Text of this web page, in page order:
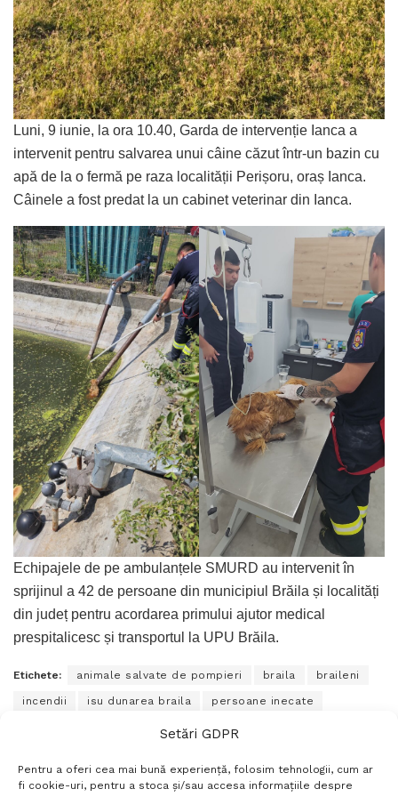
Setări GDPR
Pentru a oferi cea mai bună experiență, folosim tehnologii, cum ar
fi cookie-uri, pentru a stoca și/sau accesa informațiile despre
Luni, 9 iunie, la ora 10.40, Garda de intervenție Ianca a
intervenit pentru salvarea unui câine căzut într-un bazin cu
apă de la o fermă pe raza localității Perișoru, oraș Ianca.
Câinele a fost predat la un cabinet veterinar din Ianca.
Echipajele de pe ambulanțele SMURD au intervenit în
sprijinul a 42 de persoane din municipiul Brăila și localități
din județ pentru acordarea primului ajutor medical
prespitalicesc și transportul la UPU Brăila.
Etichete: animale salvate de pompieri braila braileni
incendii isu dunarea braila persoane inecate